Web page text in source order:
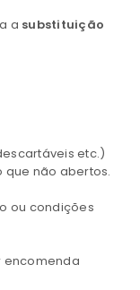
a substituição
etc.)
que não abertos.
ou condições
encomenda